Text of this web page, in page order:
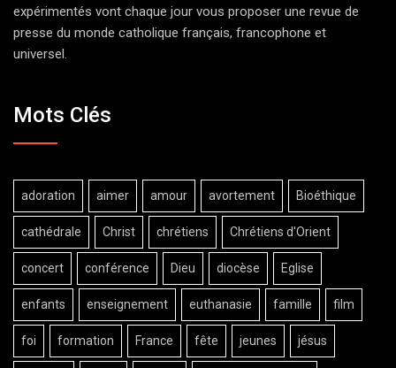
expérimentés vont chaque jour vous proposer une revue de
presse du monde catholique français, francophone et
universel.
Mots Clés
adoration aimer amour avortement Bioéthique
cathédrale Christ chrétiens Chrétiens d'Orient
concert conférence Dieu diocèse Eglise
enfants enseignement euthanasie famille film
foi formation France fête jeunes jésus